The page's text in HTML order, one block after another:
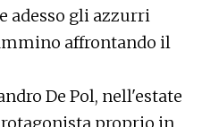
adesso gli azzurri
affrontando il
De Pol, nell'estate
proprio in